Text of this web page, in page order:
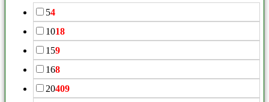
54
1018
159
168
20409